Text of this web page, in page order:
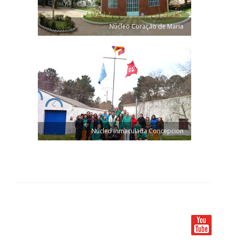
Núcleo Coração de Maria
Núcleo Inmaculada Concepcion